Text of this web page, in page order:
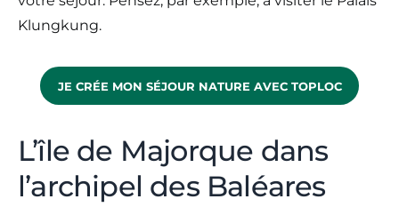
Klungkung.
JE CRÉE MON SÉJOUR NATURE AVEC TOPLOC
L’île de Majorque dans
l’archipel des Baléares